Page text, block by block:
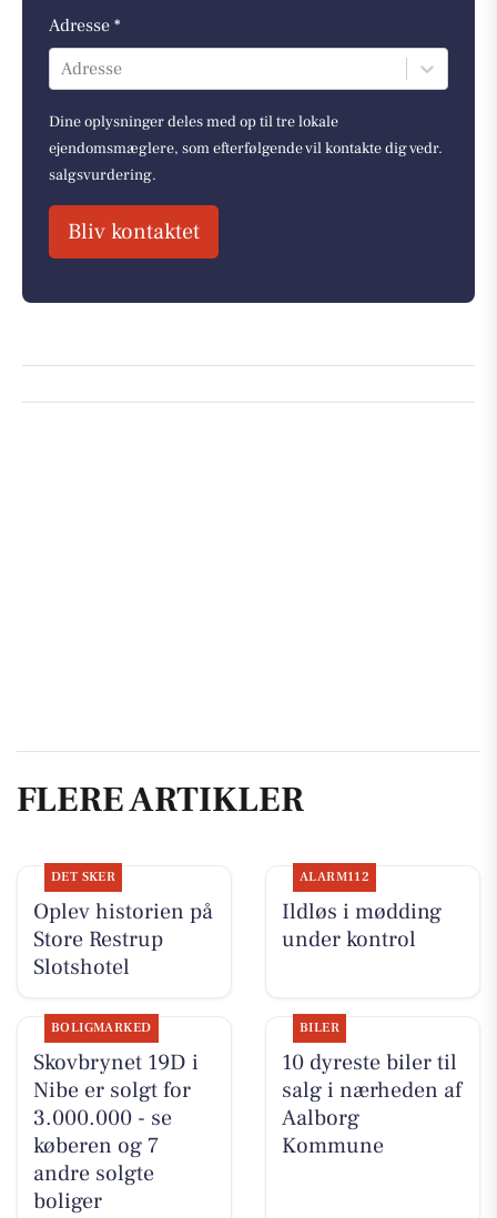
Adresse *
Adresse
Dine oplysninger deles med op til tre lokale
ejendomsmæglere, som efterfølgende vil kontakte dig vedr.
salgsvurdering.
Bliv kontaktet
FLERE ARTIKLER
DET SKER
Oplev historien på
Store Restrup
Slotshotel
ALARM112
Ildløs i mødding
under kontrol
BOLIGMARKED
Skovbrynet 19D i
Nibe er solgt for
3.000.000 - se
køberen og 7
andre solgte
boliger
BILER
10 dyreste biler til
salg i nærheden af
Aalborg
Kommune